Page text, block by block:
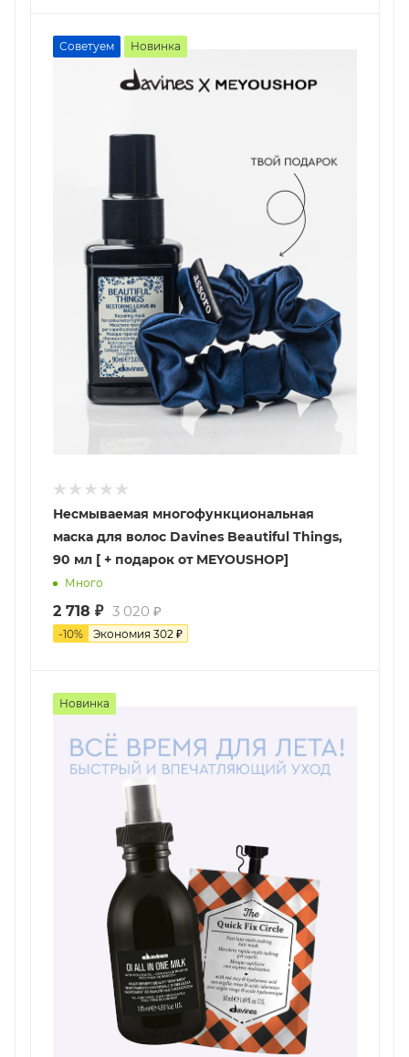
Советуем Новинка
Несмываемая многофункциональная
маска для волос Davines Beautiful Things,
90 мл [ + подарок от MEYOUSHOP]
Много
2 718 ₽ 3 020 ₽
-10% Экономия 302 ₽
Новинка